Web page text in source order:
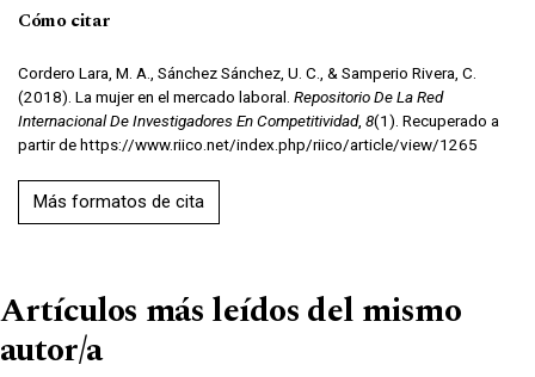
Cómo citar
Cordero Lara, M. A., Sánchez Sánchez, U. C., & Samperio Rivera, C.
(2018). La mujer en el mercado laboral. Repositorio De La Red
Internacional De Investigadores En Competitividad, 8(1). Recuperado a
partir de https://www.riico.net/index.php/riico/article/view/1265
Más formatos de cita
Artículos más leídos del mismo
autor/a